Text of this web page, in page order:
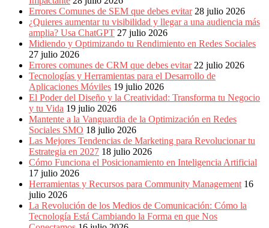
Errores Comunes de SEM que debes evitar 28 julio 2026
¿Quieres aumentar tu visibilidad y llegar a una audiencia más
amplia? Usa ChatGPT 27 julio 2026
Midiendo y Optimizando tu Rendimiento en Redes Sociales
27 julio 2026
Errores comunes de CRM que debes evitar 22 julio 2026
Tecnologías y Herramientas para el Desarrollo de
Aplicaciones Móviles 19 julio 2026
El Poder del Diseño y la Creatividad: Transforma tu Negocio
y tu Vida 19 julio 2026
Mantente a la Vanguardia de la Optimización en Redes
Sociales SMO 18 julio 2026
Las Mejores Tendencias de Marketing para Revolucionar tu
Estrategia en 2027 18 julio 2026
Cómo Funciona el Posicionamiento en Inteligencia Artificial
17 julio 2026
Herramientas y Recursos para Community Management 16
julio 2026
La Revolución de los Medios de Comunicación: Cómo la
Tecnología Está Cambiando la Forma en que Nos